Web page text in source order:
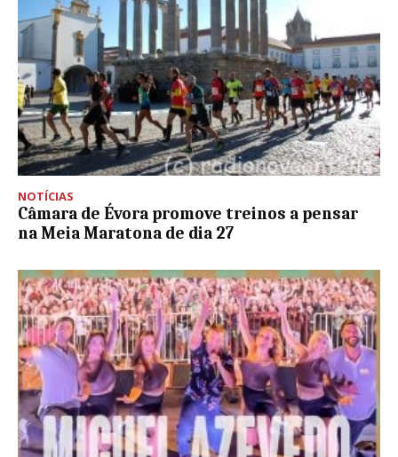
NOTÍCIAS
Câmara de Évora promove treinos a pensar
na Meia Maratona de dia 27